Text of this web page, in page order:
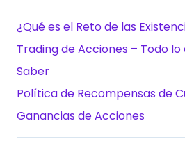
¿Qué es el Reto de las
Trading de Acciones – Todo lo
Saber
Política de Recompensas de
Ganancias de Acciones